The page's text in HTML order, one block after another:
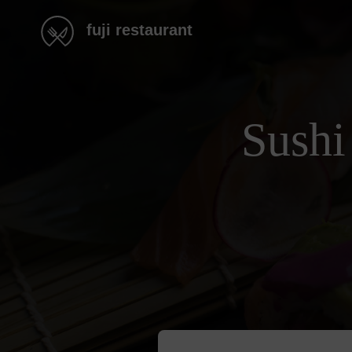
fuji restaurant